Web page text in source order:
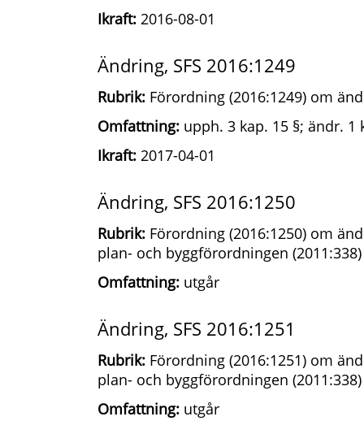
Ikraft: 2016-08-01
Ändring, SFS 2016:1249
Rubrik: Förordning (2016:1249) om
Omfattning: upph. 3 kap. 15 §; ändr. 1
Ikraft: 2017-04-01
Ändring, SFS 2016:1250
Rubrik: Förordning (2016:1250) om
plan- och byggförordningen (2011:338)
Omfattning: utgår
Ändring, SFS 2016:1251
Rubrik: Förordning (2016:1251) om
plan- och byggförordningen (2011:338)
Omfattning: utgår